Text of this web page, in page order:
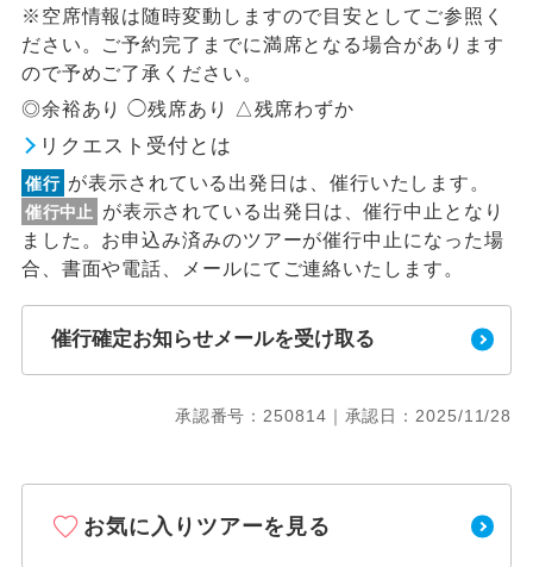
※空席情報は随時変動しますので目安としてご参照く
ださい。ご予約完了までに満席となる場合があります
ので予めご了承ください。
◎余裕あり ◯残席あり △残席わずか
リクエスト受付とは
催行 が表示されている出発日は、催行いたします。
催行中止
が表示されている出発日は、催行中止となり
ました。お申込み済みのツアーが催行中止になった場
合、書面や電話、メールにてご連絡いたします。
催行確定お知らせメールを受け取る
承認番号：250814｜承認日：2025/11/28
お気に入りツアーを見る